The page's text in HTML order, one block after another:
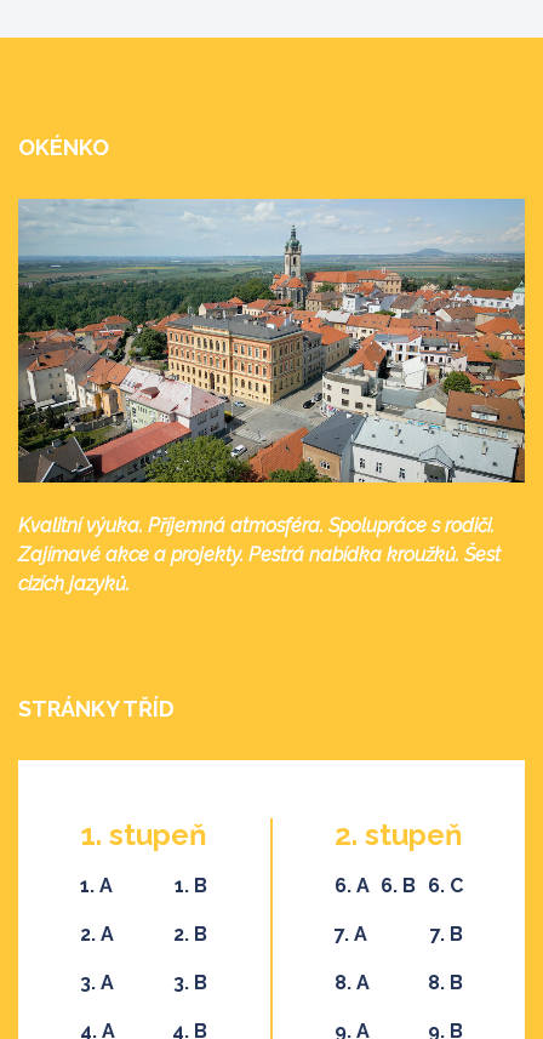
OKÉNKO
Kvalitní výuka. Příjemná atmosféra. Spolupráce s rodiči.
Zajímavé akce a projekty. Pestrá nabídka kroužků. Šest
cizích jazyků.
STRÁNKY TŘÍD
1. stupeň
1. A 1. B
2. A 2. B
3. A 3. B
4. A 4. B
2. stupeň
6. A 6. B 6. C
7. A 7. B
8. A 8. B
9. A 9. B